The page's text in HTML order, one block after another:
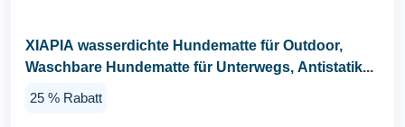
XIAPIA wasserdichte Hundematte für Outdoor,
Waschbare Hundematte für Unterwegs, Antistatik...
25 % Rabatt